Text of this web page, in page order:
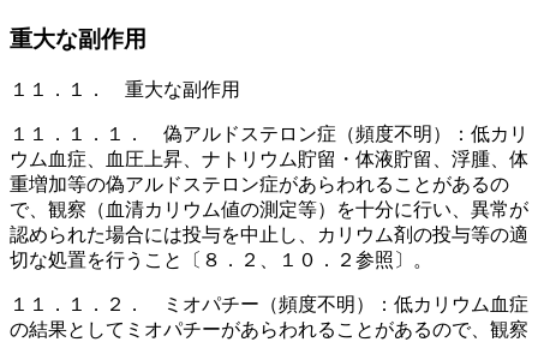
重大な副作用
１１．１． 重大な副作用
１１．１．１． 偽アルドステロン症（頻度不明）：低カリ
ウム血症、血圧上昇、ナトリウム貯留・体液貯留、浮腫、体
重増加等の偽アルドステロン症があらわれることがあるの
で、観察（血清カリウム値の測定等）を十分に行い、異常が
認められた場合には投与を中止し、カリウム剤の投与等の適
切な処置を行うこと〔８．２、１０．２参照〕。
１１．１．２． ミオパチー（頻度不明）：低カリウム血症
の結果としてミオパチーがあらわれることがあるので、観察